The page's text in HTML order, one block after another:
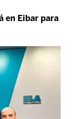
en Eibar para